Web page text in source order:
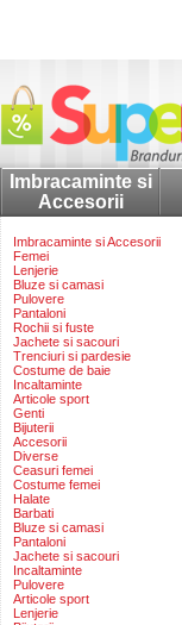
Imbracaminte si
Accesorii
Imbracaminte si Accesorii
Femei
Lenjerie
Bluze si camasi
Pulovere
Pantaloni
Rochii si fuste
Jachete si sacouri
Trenciuri si pardesie
Costume de baie
Incaltaminte
Articole sport
Genti
Bijuterii
Accesorii
Diverse
Ceasuri femei
Costume femei
Halate
Barbati
Bluze si camasi
Pantaloni
Jachete si sacouri
Incaltaminte
Pulovere
Articole sport
Lenjerie